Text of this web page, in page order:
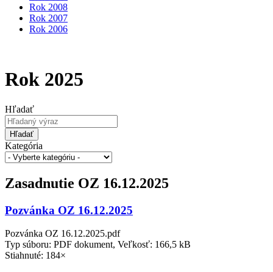
Rok 2008
Rok 2007
Rok 2006
Rok 2025
Hľadať
Hľadať
Kategória
Zasadnutie OZ 16.12.2025
Pozvánka OZ 16.12.2025
Pozvánka OZ 16.12.2025.pdf
Typ súboru: PDF dokument, Veľkosť: 166,5 kB
Stiahnuté: 184×